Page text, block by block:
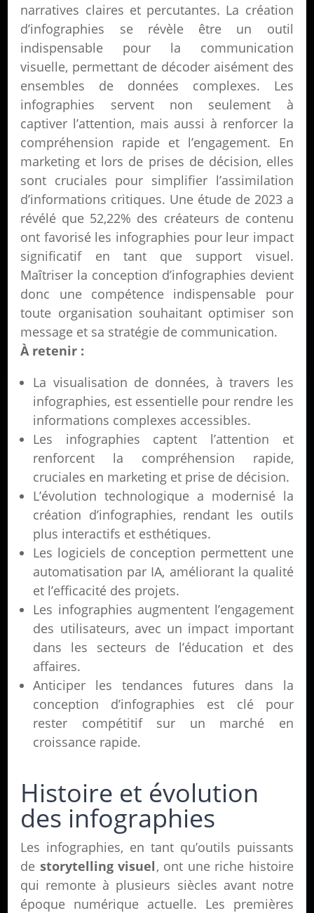
narratives claires et percutantes. La création
d’infographies se révèle être un outil
indispensable pour la communication
visuelle, permettant de décoder aisément des
ensembles de données complexes. Les
infographies servent non seulement à
captiver l’attention, mais aussi à renforcer la
compréhension rapide et l’engagement. En
marketing et lors de prises de décision, elles
sont cruciales pour simplifier l’assimilation
d’informations critiques. Une étude de 2023 a
révélé que 52,22% des créateurs de contenu
ont favorisé les infographies pour leur impact
significatif en tant que support visuel.
Maîtriser la conception d’infographies devient
donc une compétence indispensable pour
toute organisation souhaitant optimiser son
message et sa stratégie de communication.
À retenir :
La visualisation de données, à travers les
infographies, est essentielle pour rendre les
informations complexes accessibles.
Les infographies captent l’attention et
renforcent la compréhension rapide,
cruciales en marketing et prise de décision.
L’évolution technologique a modernisé la
création d’infographies, rendant les outils
plus interactifs et esthétiques.
Les logiciels de conception permettent une
automatisation par IA, améliorant la qualité
et l’efficacité des projets.
Les infographies augmentent l’engagement
des utilisateurs, avec un impact important
dans les secteurs de l’éducation et des
affaires.
Anticiper les tendances futures dans la
conception d’infographies est clé pour
rester compétitif sur un marché en
croissance rapide.
Histoire et évolution
des infographies
Les infographies, en tant qu’outils puissants
de storytelling visuel, ont une riche histoire
qui remonte à plusieurs siècles avant notre
époque numérique actuelle. Les premières